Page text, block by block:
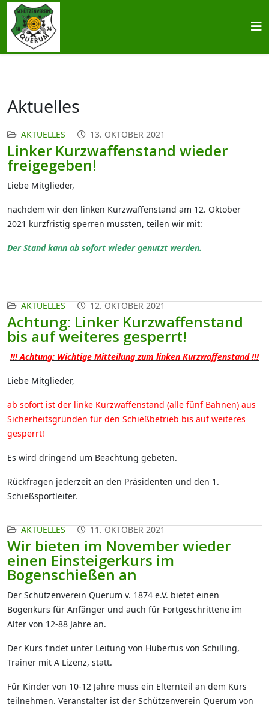
Aktuelles
AKTUELLES 13. OKTOBER 2021
Linker Kurzwaffenstand wieder
freigegeben!
Liebe Mitglieder,
nachdem wir den linken Kurzwaffenstand am 12. Oktober
2021 kurzfristig sperren mussten, teilen wir mit:
Der Stand kann ab sofort wieder genutzt werden.
AKTUELLES 12. OKTOBER 2021
Achtung: Linker Kurzwaffenstand
bis auf weiteres gesperrt!
!!! Achtung: Wichtige Mitteilung zum linken Kurzwaffenstand !!!
Liebe Mitglieder,
ab sofort ist der linke Kurzwaffenstand (alle fünf Bahnen) aus
Sicherheitsgründen für den Schießbetrieb bis auf weiteres
gesperrt!
Es wird dringend um Beachtung gebeten.
Rückfragen jederzeit an den Präsidenten und den 1.
Schießsportleiter.
AKTUELLES 11. OKTOBER 2021
Wir bieten im November wieder
einen Einsteigerkurs im
Bogenschießen an
Der Schützenverein Querum v. 1874 e.V. bietet einen
Bogenkurs für Anfänger und auch für Fortgeschrittene im
Alter von 12-88 Jahre an.
Der Kurs findet unter Leitung von Hubertus von Schilling,
Trainer mit A Lizenz, statt.
Für Kinder von 10-12 Jahre muss ein Elternteil an dem Kurs
teilnehmen. Veranstalter ist der Schützenverein Querum von